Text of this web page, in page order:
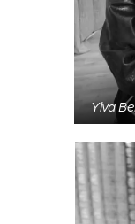
Ylva